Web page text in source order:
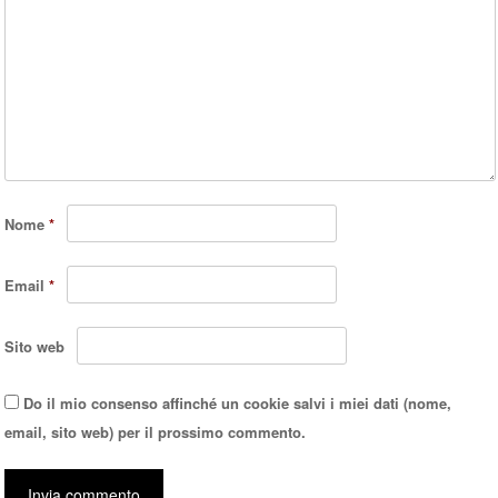
Nome*
Email*
Sito web
Do il mio consenso affinché un cookie salvi i miei dati (nome,
email, sito web) per il prossimo commento.